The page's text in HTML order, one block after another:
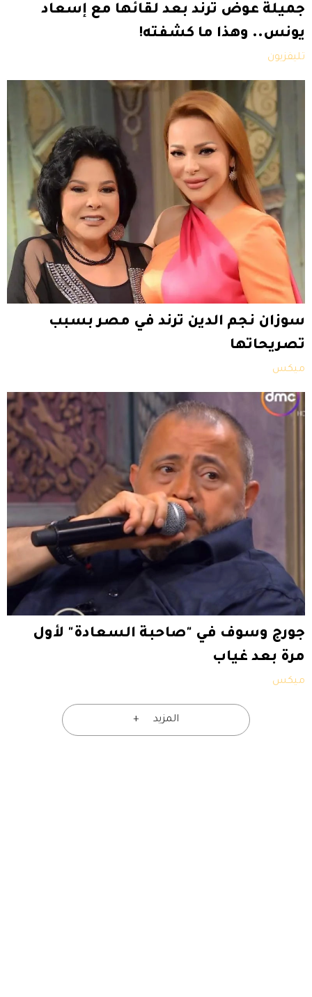
جميلة عوض ترند بعد لقائها مع إسعاد
يونس.. وهذا ما كشفته!
تليفزيون
سوزان نجم الدين ترند في مصر بسبب
تصريحاتها
ميكس
جورج وسوف في "صاحبة السعادة" لأول
مرة بعد غياب
ميكس
المزيد